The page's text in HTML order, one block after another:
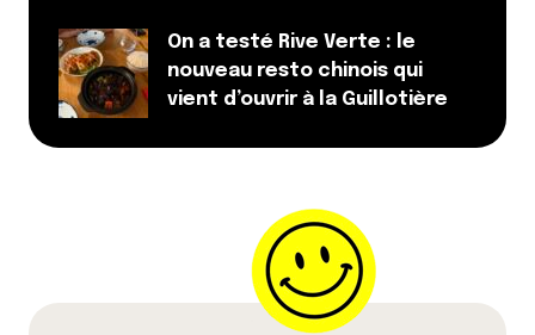
On a testé Rive Verte : le
nouveau resto chinois qui
vient d’ouvrir à la Guillotière